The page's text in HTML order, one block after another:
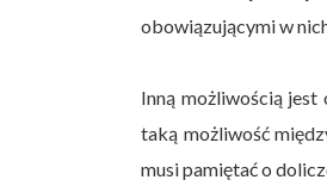
obowiązującymi w
Inną możliwością
taką możliwość
musi pamiętać o